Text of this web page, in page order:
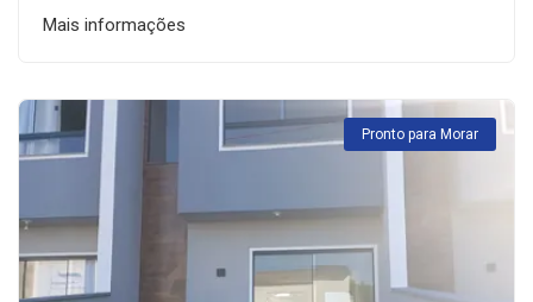
Mais informações
Pronto para Morar